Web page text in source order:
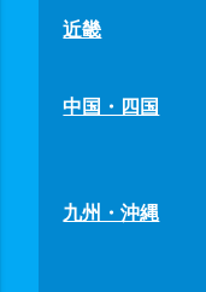
近畿
中国・四国
九州・沖縄